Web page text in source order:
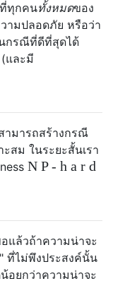
ทุกคนทั้งหมดของ
ามปลอดภัย หรือว่า
นกรณีที่ดีที่สุดได้
และมี
ามารถสร้างกรณี
ะสม ในระยะสั้นเรา
ness N P- h a r d
แล้วถ้าความน่าจะ
ที่ไม่พึงประสงค์นั้น
อยกว่าความน่าจะ